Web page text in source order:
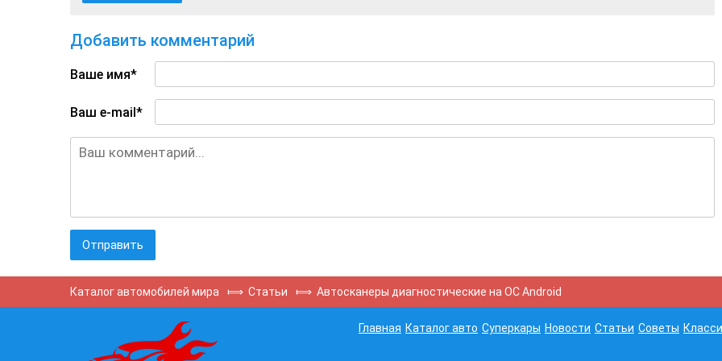
Добавить комментарий
Ваше имя*
Ваш e-mail*
Каталог автомобилей мира ⟾ Статьи ⟾ Автосканеры диагностические на ОС Android
Главная Каталог авто Суперкары Новости Статьи Советы